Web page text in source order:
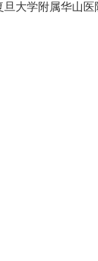
旦大学附属华山